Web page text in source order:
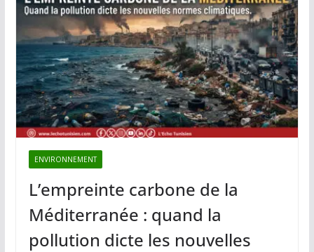
ENVIRONNEMENT
L’empreinte carbone de la
Méditerranée : quand la
pollution dicte les nouvelles